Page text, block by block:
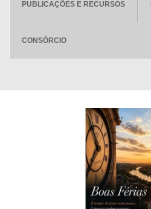
PUBLICAÇÕES E RECURSOS
CONSÓRCIO